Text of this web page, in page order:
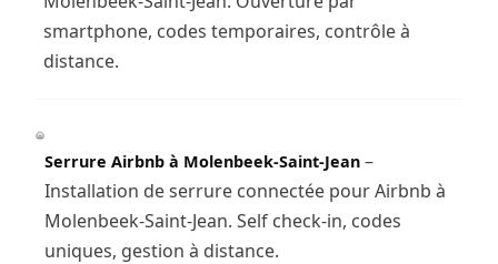
smartphone, codes temporaires, contrôle à
distance.
Serrure Airbnb à Molenbeek-Saint-Jean–
Installation de serrure connectée pour Airbnb à
Molenbeek-Saint-Jean. Self check-in, codes
uniques, gestion à distance.